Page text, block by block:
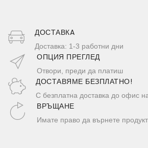
ДОСТАВКA
Доставка: 1-3 работни дни
ОПЦИЯ ПРЕГЛЕД
Отвори, преди да платиш
ДОСТАВЯМЕ БЕЗПЛАТНО!
С безплатна доставка до офис
ВРЪЩАНЕ
Имате право да върнете